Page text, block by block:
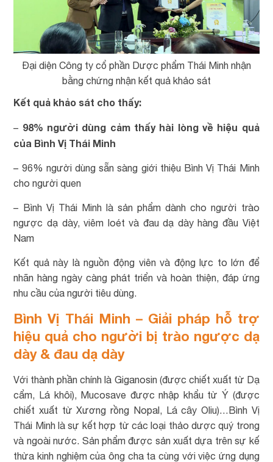
Đại diện Công ty cổ phần Dược phẩm Thái Minh nhận
bằng chứng nhận kết quả khảo sát
Kết quả khảo sát cho thấy:
– 98% người dùng cảm thấy hài lòng về hiệu quả
của Bình Vị Thái Minh
– 96% người dùng sẵn sàng giới thiệu Bình Vị Thái Minh
cho người quen
– Bình Vị Thái Minh là sản phẩm dành cho người trào
ngược dạ dày, viêm loét và đau dạ dày hàng đầu Việt
Nam
Kết quả này là nguồn động viên và động lực to lớn để
nhãn hàng ngày càng phát triển và hoàn thiện, đáp ứng
nhu cầu của người tiêu dùng.
Bình Vị Thái Minh – Giải pháp hỗ trợ
hiệu quả cho người bị trào ngược dạ
dày & đau dạ dày
Với thành phần chính là Giganosin (được chiết xuất từ Dạ
cẩm, Lá khôi), Mucosave được nhập khẩu từ Ý (được
chiết xuất từ Xương rồng Nopal, Lá cây Oliu)…Bình Vị
Thái Minhlà sự kết hợp từ các loại thảo dược quý trong
và ngoài nước. Sản phẩm được sản xuất dựa trên sự kế
thừa kinh nghiệm của ông cha ta cùng với việc ứng dụng